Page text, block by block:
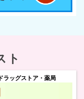
ト
ドラッグストア・薬局